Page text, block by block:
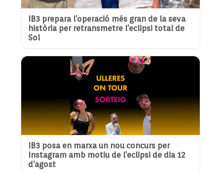
IB3 prepara l’operació més gran de la seva
història per retransmetre l’eclipsi total de
Sol
IB3 posa en marxa un nou concurs per
Instagram amb motiu de l’eclipsi de dia 12
d’agost